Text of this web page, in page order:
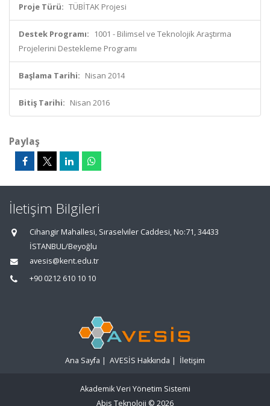
Proje Türü: TÜBİTAK Projesi
Destek Programı:
1001 - Bilimsel ve Teknolojik Araştırma
Projelerini Destekleme Programı
Başlama Tarihi: Nisan 2014
Bitiş Tarihi: Nisan 2016
Paylaş
İletişim Bilgileri
Cihangir Mahallesi, Sıraselviler Caddesi, No:71, 34433
İSTANBUL/Beyoğlu
avesis@kent.edu.tr
+90 0212 610 10 10
Ana Sayfa | AVESİS Hakkında | İletişim
Akademik Veri Yönetim Sistemi
Abis Teknoloji © 2026